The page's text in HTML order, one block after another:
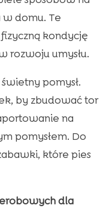
domu. Te
kondycję
rozwoju umysłu.
pomysł.
by zbudować tor
na
pomysłem. Do
które pies
dla